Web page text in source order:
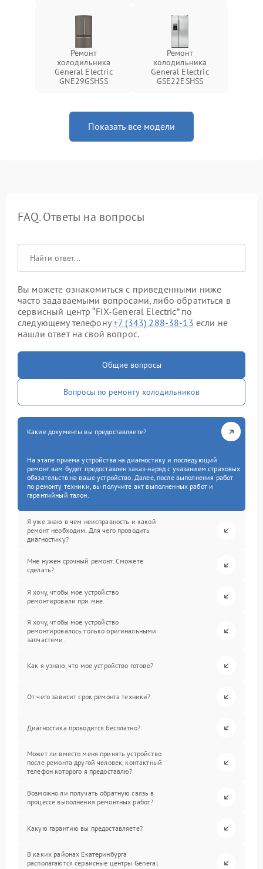
Ремонт
холодильника
General Electric
GNE29GSHSS
Ремонт
холодильника
General Electric
GSE22ESHSS
Показать все модели
FAQ. Ответы на вопросы
Вы можете ознакомиться с приведенными ниже
часто задаваемыми вопросами, либо обратиться в
сервисный центр “FIX-General Electric” по
следующему телефону+7 (343) 288-38-13 если не
нашли ответ на свой вопрос.
Общие вопросы
Вопросы по ремонту холодильников
Какие документы вы предоставляете?
На этапе приема устройства на диагностику и последующий
ремонт вам будет предоставлен заказ-наряд с указанием страховых
обязательств на ваше устройство. Далее, после выполнения работ
по ремонту техники, вы получите акт выполненных работ и
гарантийный талон.
Я уже знаю в чем неисправность и какой
ремонт необходим. Для чего проводить
диагностику?
Мне нужен срочный ремонт. Сможете
сделать?
Я хочу, чтобы мое устройство
ремонтировали при мне.
Я хочу, чтобы мое устройство
ремонтировалось только оригинальными
запчастями.
Как я узнаю, что мое устройство готово?
От чего зависит срок ремонта техники?
Диагностика проводится бесплатно?
Может ли вместо меня принять устройство
после ремонта другой человек, контактный
телефон которого я предоставлю?
Возможно ли получать обратную связь в
процессе выполнения ремонтных работ?
Какую гарантию вы предоставляете?
В каких районах Екатеринбурга
располагаются сервисные центры General